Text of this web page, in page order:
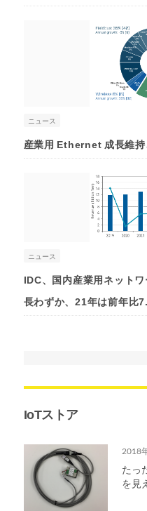
ニュース
産業用 Ethernet 成長維
ニュース
IDC、国内産業用ネット
長わずか、21年は前年比
IoTストア
2018
たっ
を見